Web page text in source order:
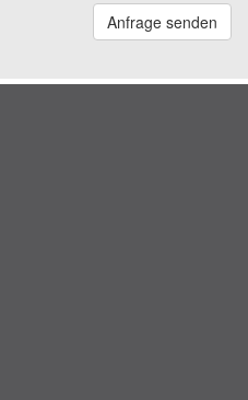
Anfrage senden